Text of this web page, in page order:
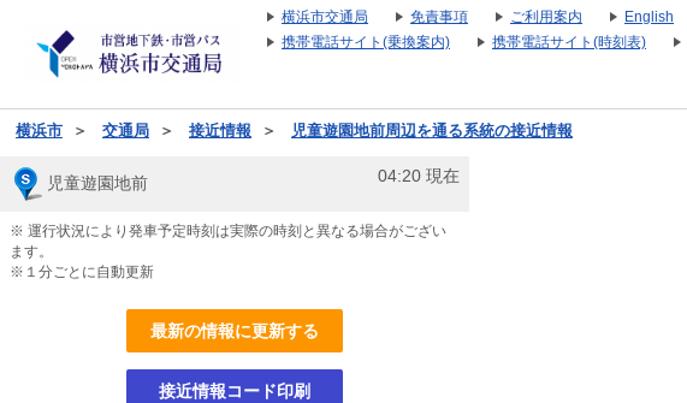
横浜市交通局 免責事項 ご利用案内 English
携帯電話サイト(乗換案内)
携帯電話サイト(時刻表)
横浜市 ＞ 交通局 ＞ 接近情報 ＞ 児童遊園地前周辺を通る系統の接近情報
児童遊園地前 04:20 現在
※ 運行状況により発車予定時刻は実際の時刻と異なる場合がござい
ます。
※１分ごとに自動更新
最新の情報に更新する
接近情報コード印刷